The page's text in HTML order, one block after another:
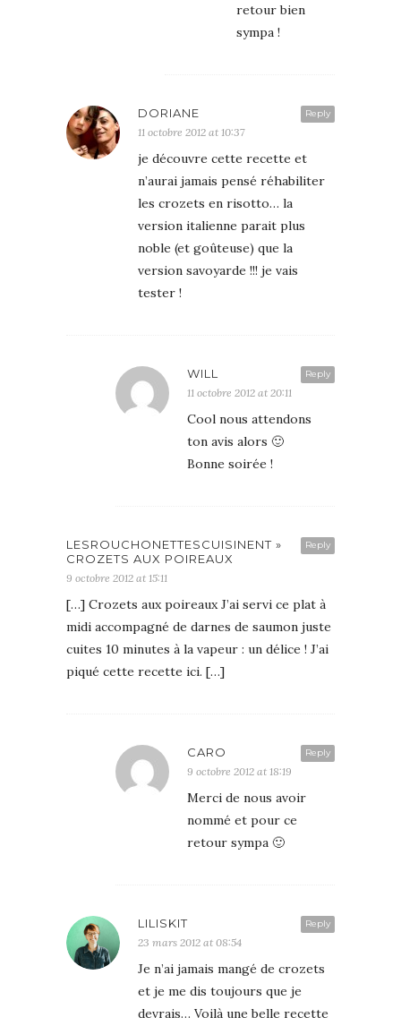
retour bien
sympa !
Reply
DORIANE
11 octobre 2012 at 10:37
je découvre cette recette et
n’aurai jamais pensé réhabiliter
les crozets en risotto… la
version italienne parait plus
noble (et goûteuse) que la
version savoyarde !!! je vais
tester !
Reply
WILL
11 octobre 2012 at 20:11
Cool nous attendons
ton avis alors 🙂
Bonne soirée !
Reply
LESROUCHONETTESCUISINENT »
CROZETS AUX POIREAUX
9 octobre 2012 at 15:11
[…] Crozets aux poireaux J’ai servi ce plat à
midi accompagné de darnes de saumon juste
cuites 10 minutes à la vapeur : un délice ! J’ai
piqué cette recette ici. […]
Reply
CARO
9 octobre 2012 at 18:19
Merci de nous avoir
nommé et pour ce
retour sympa 🙂
Reply
LILISKIT
23 mars 2012 at 08:54
Je n’ai jamais mangé de crozets
et je me dis toujours que je
devrais… Voilà une belle recette